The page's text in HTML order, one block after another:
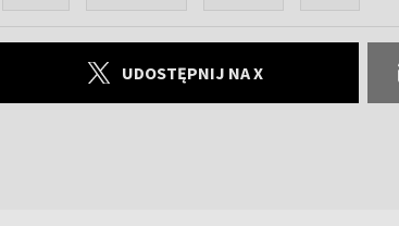
UDOSTĘPNIJ NA X